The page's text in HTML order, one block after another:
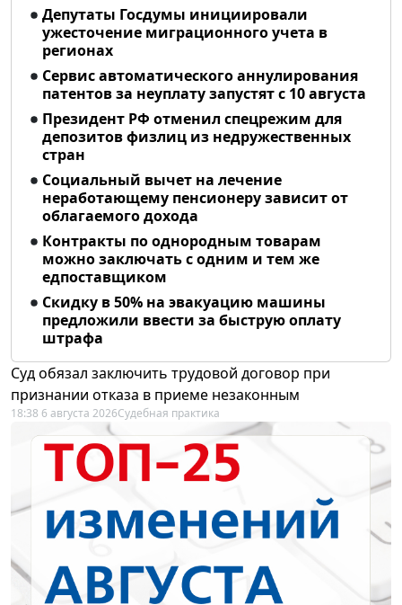
Депутаты Госдумы инициировали
ужесточение миграционного учета в
регионах
Сервис автоматического аннулирования
патентов за неуплату запустят с 10 августа
Президент РФ отменил спецрежим для
депозитов физлиц из недружественных
стран
Социальный вычет на лечение
неработающему пенсионеру зависит от
облагаемого дохода
Контракты по однородным товарам
можно заключать с одним и тем же
едпоставщиком
Скидку в 50% на эвакуацию машины
предложили ввести за быструю оплату
штрафа
Суд обязал заключить трудовой договор при
признании отказа в приеме незаконным
18:38 6 августа 2026Судебная практика